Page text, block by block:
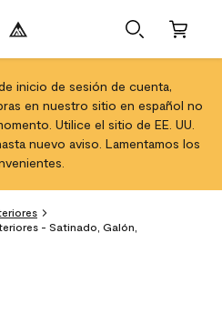
inicio de sesión de cuenta,
en nuestro sitio en español no
Utilice el sitio de EE. UU.
nuevo aviso. Lamentamos los
- Satinado, Galón,